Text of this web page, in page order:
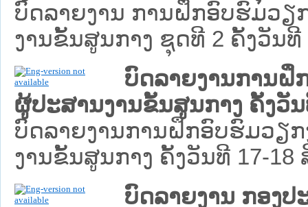
ບົດລາຍງານ ການຝຶກອົບຮົມວ
ງານຂັ້ນສູນກາງ ຊຸດທີ 2 ຄັ້ງວັນທີ
ບົດລາຍງານການຝຶ
ຜູ້ປະສານງານຂັ້ນສູນກາງ ຄັ້ງວັນ
ບົດລາຍງານການຝຶກອົບຮົມວຽ
ງານຂັ້ນສູນກາງ ຄັ້ງວັນທີ 17-18
ບົດລາຍງານ ກອງ